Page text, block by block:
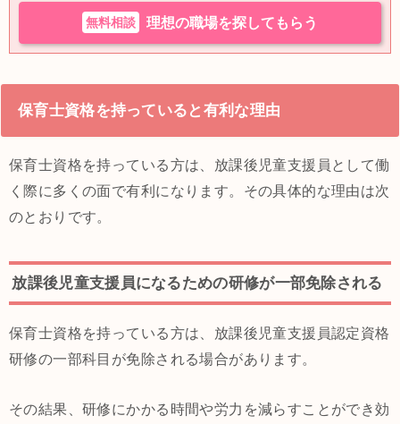
無料相談 理想の職場を探してもらう
保育士資格を持っていると有利な理由
保育士資格を持っている方は、放課後児童支援員として働
く際に多くの面で有利になります。その具体的な理由は次
のとおりです。
放課後児童支援員になるための研修が一部免除される
保育士資格を持っている方は、放課後児童支援員認定資格
研修の一部科目が免除される場合があります。
その結果、研修にかかる時間や労力を減らすことができ効